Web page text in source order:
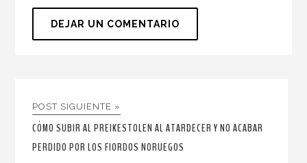
POST SIGUIENTE »
CÓMO SUBIR AL PREIKESTOLEN AL ATARDECER Y NO ACABAR
PERDIDO POR LOS FIORDOS NORUEGOS